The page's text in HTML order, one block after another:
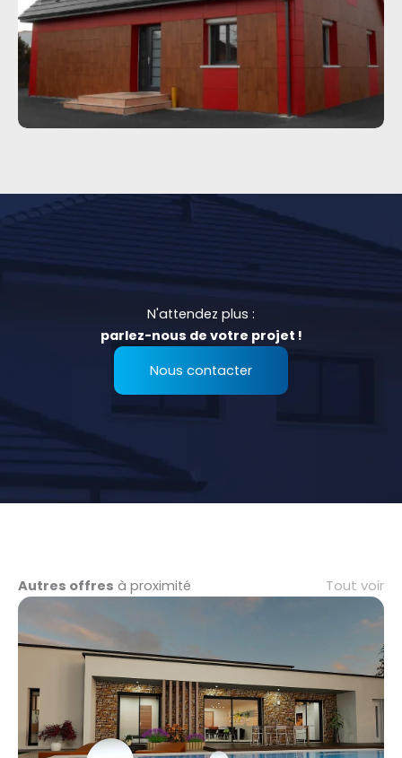
N'attendez plus :
parlez-nous de votre projet !
Nous contacter
Autres offres à proximité Tout voir